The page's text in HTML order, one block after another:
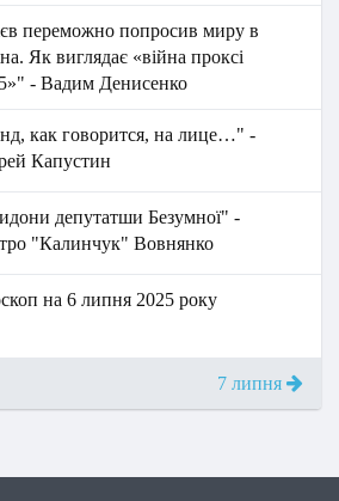
переможно попросив миру в
Як виглядає «війна проксі
- Вадим Денисенко
как говорится, на лице…" -
Капустин
депутатши Безумної" -
"Калинчук" Вовнянко
на 6 липня 2025 року
7 липня